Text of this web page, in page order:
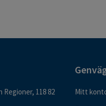
Regioner, 118 82
Mitt